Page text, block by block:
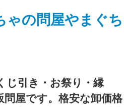
じ引き・お祭り・縁
問屋です。格安な卸価格